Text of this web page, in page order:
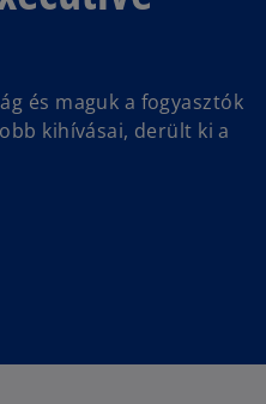
és maguk a fogyasztók
kihívásai, derült ki a